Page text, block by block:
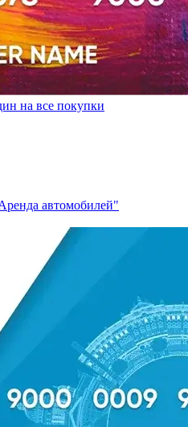
на все покупки
автомобилей"